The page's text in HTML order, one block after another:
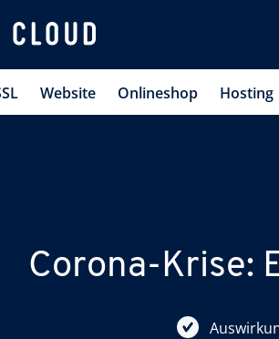
Website Onlineshop Hosting
Corona-Krise: